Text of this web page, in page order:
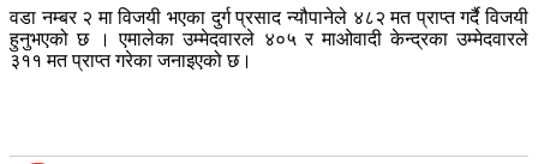
वडा नम्बर २ मा विजयी भएका दुर्ग प्रसाद न्यौपानेले ४८२ मत प्राप्त गर्दै विजयी
हुनुभएको छ । एमालेका उम्मेदवारले ४०५ र माओवादी केन्द्रका उम्मेदवारले
३११ मत प्राप्त गरेका जनाइएको छ।